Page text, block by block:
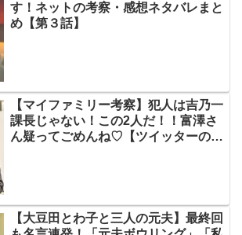
す！ネットの考察・感想ネタバレまと
め【第３話】
【マイファミリー考察】犯人は吉乃一
課長じゃない！この2人だ！！富澤さ
ん疑ってごめんね♡【ツイッターの考
【大豆田とわ子と三人の元夫】最終回